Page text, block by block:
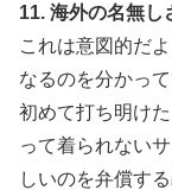
11. 海外の名無し
これは意図的だ
なるのを分かっ
初めて打ち明け
って着られない
しいのを弁償す